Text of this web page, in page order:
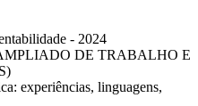
- 2024
DE TRABALHO E
experiências, linguagens,